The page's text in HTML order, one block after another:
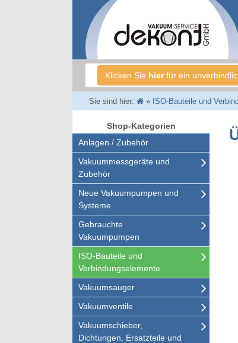
Klicken Sie hierfür ein
Sie sind hier: » ISO-Bauteile und
Shop-Kategorien
Anlagen / Zubehör
Vakuummessgeräte und
Zubehör
Neue Vakuumpumpen und
Systeme
Gebrauchte
Vakuumpumpen
ISO-Bauteile und
Verbindungselemente
Vakuumsauger
Vakuumventile
Vakuumschieber,
Dichtungen, Ersatzteile und